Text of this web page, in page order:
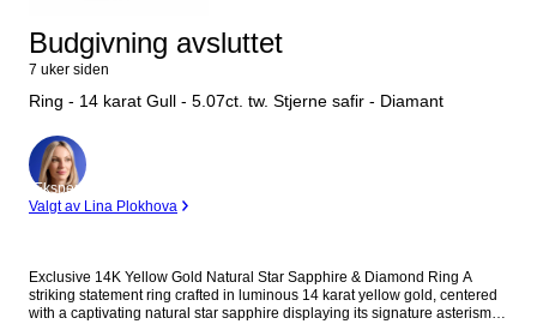
Budgivning avsluttet
7 uker siden
Ring - 14 karat Gull - 5.07ct. tw. Stjerne safir - Diamant
Ekspert
Valgt av Lina Plokhova
Exclusive 14K Yellow Gold Natural Star Sapphire & Diamond Ring A
striking statement ring crafted in luminous 14 karat yellow gold, centered
with a captivating natural star sapphire displaying its signature asterism